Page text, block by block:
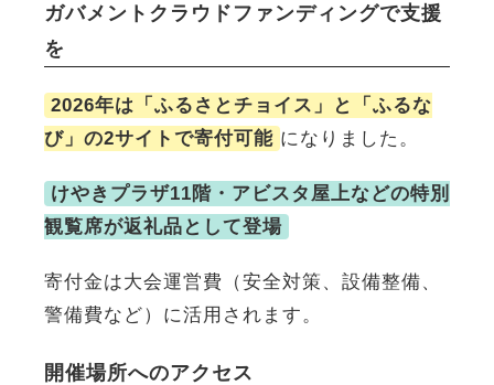
ガバメントクラウドファンディングで支援
を
2026年は「ふるさとチョイス」と「ふるな
び」の2サイトで寄付可能 になりました。
けやきプラザ11階・アビスタ屋上などの特別
観覧席が返礼品として登場
寄付金は大会運営費（安全対策、設備整備、
警備費など）に活用されます。
開催場所へのアクセス